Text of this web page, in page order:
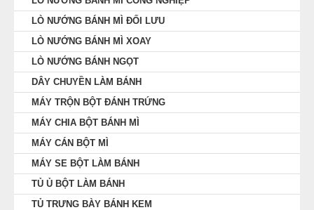
LÒ NƯỚNG BÁNH MÌ ĐỐI LƯU
LÒ NƯỚNG BÁNH MÌ XOAY
LÒ NƯỚNG BÁNH NGỌT
DÂY CHUYỀN LÀM BÁNH
MÁY TRỘN BỘT ĐÁNH TRỨNG
MÁY CHIA BỘT BÁNH MÌ
MÁY CÁN BỘT MÌ
MÁY SE BỘT LÀM BÁNH
TỦ Ủ BỘT LÀM BÁNH
TỦ TRƯNG BÀY BÁNH KEM